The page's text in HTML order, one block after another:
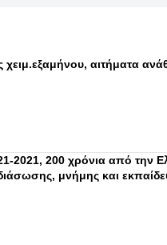
αιτήματα
2021, 200 χρόνια από την
μνήμης και